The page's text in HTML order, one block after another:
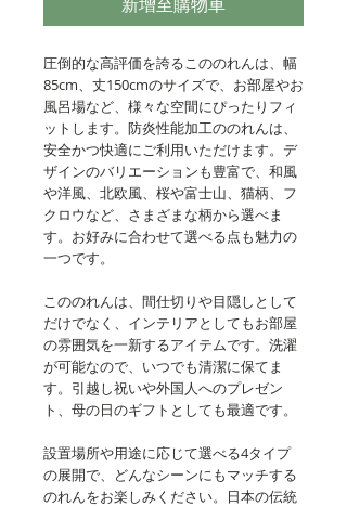
圧倒的な高評価を誇るこののれんは、幅
85cm、丈150cmのサイズで、お部屋やお
風呂場など、様々な空間にぴったりフィ
ットします。防炎性能加工ののれんは、
安全かつ快適にご利用いただけます。デ
ザインのバリエーションも豊富で、和風
や洋風、北欧風、桜や富士山、猫柄、フ
クロウなど、さまざまな柄から選べま
す。お好みに合わせて選べる点も魅力の
一つです。
こののれんは、間仕切りや目隠しとして
だけでなく、インテリアとしてもお部屋
の雰囲気を一新するアイテムです。洗濯
が可能なので、いつでも清潔に保てま
す。引越し祝いや外国人へのプレゼン
ト、母の日のギフトとしても最適です。
設置場所や用途に応じて選べる4タイプ
の展開で、どんなシーンにもマッチする
のれんをお楽しみください。日本の伝統